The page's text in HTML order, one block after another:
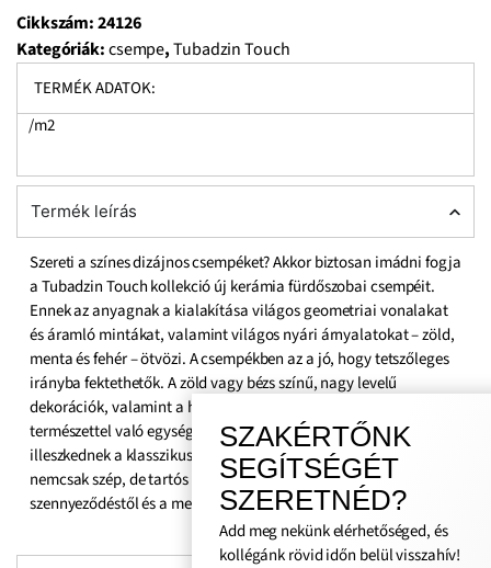
Cikkszám:24126
Kategóriák:csempe,Tubadzin Touch
TERMÉK ADATOK:
/m2
Termék leírás
Szereti a színes dizájnos csempéket? Akkor biztosan imádni fogja
a Tubadzin Touch kollekció új kerámia fürdőszobai csempéit.
Ennek az anyagnak a kialakítása világos geometriai vonalakat
és áramló mintákat, valamint világos nyári árnyalatokat – zöld,
menta és fehér – ötvözi. A csempékben az a jó, hogy tetszőleges
irányba fektethetők. A zöld vagy bézs színű, nagy levelű
dekorációk, valamint a háromdimenziós geometriai minták a
természettel való egység hatását hozzák létre, és sikeresen
illeszkednek a klasszikus és modern belső terekbe is. Ez a csempe
nemcsak szép, de tartós is – nem fél a nedvességtől, a
szennyeződéstől és a mechanikai sérülésektől.
SZAKÉRTŐNK
SEGÍTSÉGÉT
SZERETNÉD?
Add meg nekünk elérhetőséged, és
kollégánk rövid időn belül visszahív!